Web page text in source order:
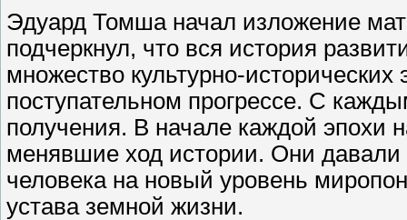
Эдуард Томша начал изложение
подчеркнул, что вся история
множество культурно-
поступательном прогрессе. С
получения. В начале каждой эпохи
менявшие ход истории. Они
человека на новый уровень
устава земной жизни.